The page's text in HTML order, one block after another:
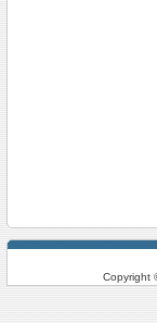
Copyright